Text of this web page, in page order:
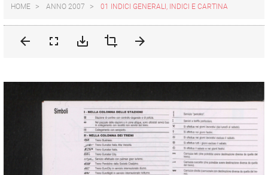
HOME ANNO 2007 01 INDICI GENERALI, INDICI E CARTINA